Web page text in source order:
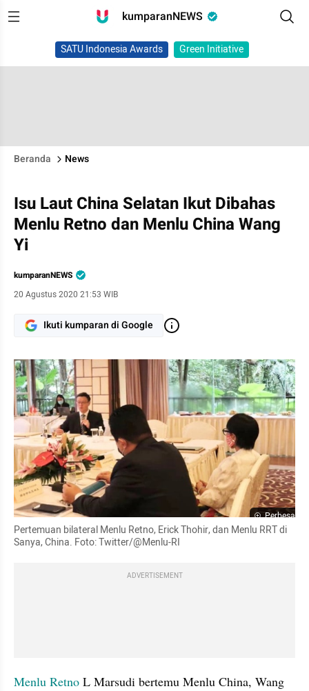
kumparanNEWS
SATU Indonesia Awards Green Initiative
Beranda News
Isu Laut China Selatan Ikut Dibahas
Menlu Retno dan Menlu China Wang
Yi
kumparanNEWS
20 Agustus 2020 21:53 WIB
Ikuti kumparan di Google
Perbesar
Sanya, China. Foto: Twitter/@Menlu-RI
ADVERTISEMENT
Menlu Retno L Marsudi bertemu Menlu China, Wang